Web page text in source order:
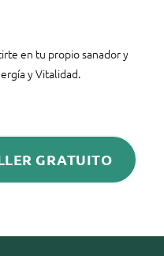
en tu propio sanador y
y Vitalidad.
GRATUITO